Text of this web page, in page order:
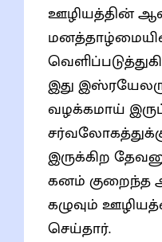
ஊழியத்தின்
இது
வழக்கமாய்
இருக்கிற
கனம் குறைந்த
கழுவும்
செய்தார்.